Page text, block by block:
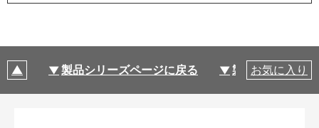
製品シリーズページに戻る 製品仕様
お気に入り